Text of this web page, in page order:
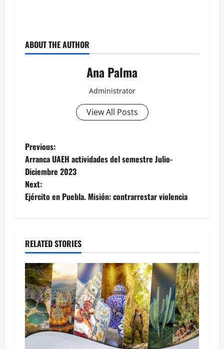
ABOUT THE AUTHOR
Ana Palma
Administrator
View All Posts
Post
navigation
Previous:
Arranca UAEH actividades del semestre Julio-
Diciembre 2023
Next:
Ejército en Puebla. Misión: contrarrestar violencia
RELATED STORIES